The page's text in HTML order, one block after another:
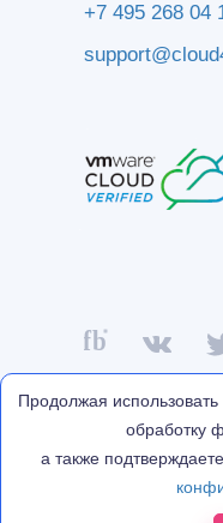
+7 495 268 04
® Copyright © 2009-2026
Политика
Продолжая
обработку
а также